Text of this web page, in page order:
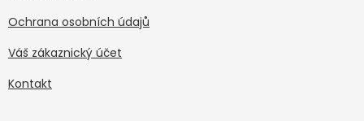
Ochrana osobních údajů
Váš zákaznický účet
Kontakt